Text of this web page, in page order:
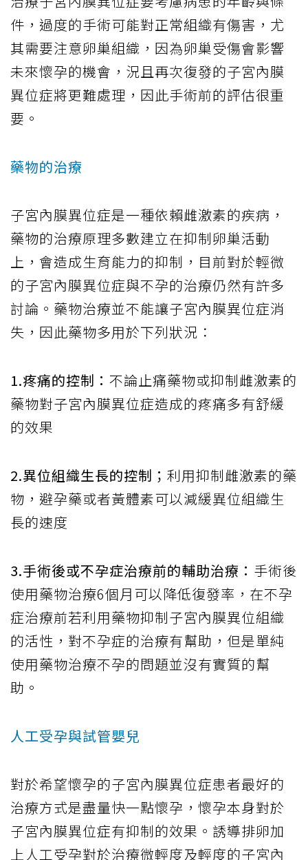
件，過度的手術可能對正常組織有傷害，尤
其需要注意卵巢組織，因為卵巢受傷會影響
未來懷孕的機會，況且再次復發的子宮內膜
異位症將更難處理，因此手術前的評估很重
要。
藥物的治療
子宮內膜異位症是一種依賴雌激素的疾病，
藥物的治療原理多數建立在抑制卵巢活動
上，會造成生育能力的抑制，目前對於輕微
的子宮內膜異位症與不孕的治療仍然有許多
討論。藥物治療並不能讓子宮內膜異位症消
失，因此藥物多用於下列狀況：
1.疼痛的控制： 不論止痛藥物或抑制雌激素的
藥物對子宮內膜異位症造成的疼痛多有舒緩
的效果
2.異位組織生長的控制； 利用抑制雌激素的藥
物，避孕藥或者黃體素可以減緩異位組織生
長的速度
3.手術後或不孕症治療前的輔助治療： 手術後
使用藥物治療6個月可以降低復發率，在不孕
症治療前若利用藥物抑制子宮內膜異位組織
的活性，對不孕症的治療有幫助，但是單純
使用藥物治療不孕的問題並沒有實質的幫
助。
人工受孕與試管嬰兒
對於希望懷孕的子宮內膜異位症患者最好的
治療方式是盡量快一點懷孕，懷孕本身對於
子宮內膜異位症有抑制的效果。誘導排卵加
上人工受孕對於治療微輕度及輕度的子宮內